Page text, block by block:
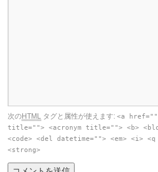
次のHTML タグと属性が使えます:<a
title=""> <acronym title=""> <b>
<code> <del datetime=""> <em> <i>
<strong>